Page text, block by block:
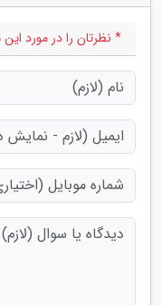
* نظرتان را در مورد این